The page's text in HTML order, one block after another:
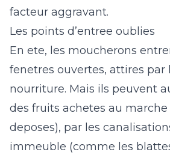
facteur aggravant.
Les points d’entree oublies
En ete, les moucherons
fenetres ouvertes, attires par
nourriture. Mais ils peuvent
des fruits achetes au marche
deposes), par les
immeuble (comme les